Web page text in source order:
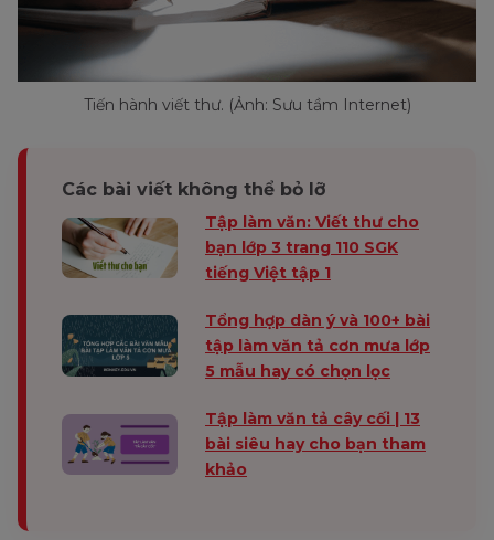
Tiến hành viết thư. (Ảnh: Sưu tầm Internet)
Các bài viết không thể bỏ lỡ
Tập làm văn: Viết thư cho
bạn lớp 3 trang 110 SGK
tiếng Việt tập 1
Tổng hợp dàn ý và 100+ bài
tập làm văn tả cơn mưa lớp
5 mẫu hay có chọn lọc
Tập làm văn tả cây cối | 13
bài siêu hay cho bạn tham
khảo